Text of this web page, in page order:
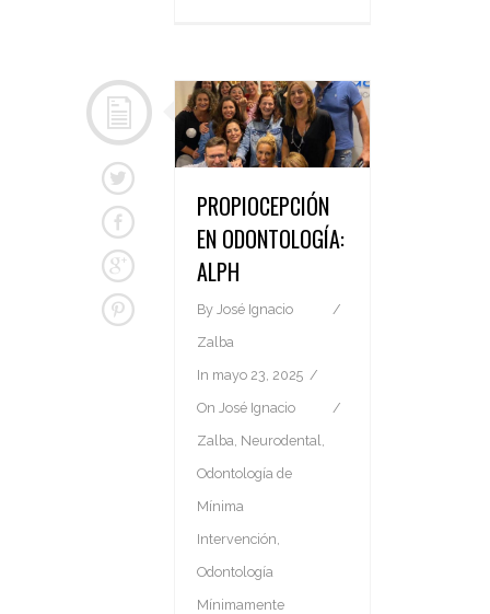
PROPIOCEPCIÓN
EN ODONTOLOGÍA:
ALPH
By José Ignacio
Zalba
In mayo 23, 2025
On José Ignacio
Zalba Neurodental
Odontología de
Mínima
Intervención
Odontología
Mínimamente